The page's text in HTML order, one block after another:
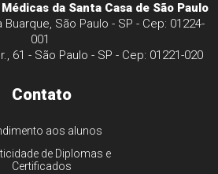
da Santa Casa de São Paulo
Buarque, São Paulo - SP - Cep: 01224-
001
61 - São Paulo - SP - Cep: 01221-020
Contato
aos alunos
de Diplomas e
Certificados